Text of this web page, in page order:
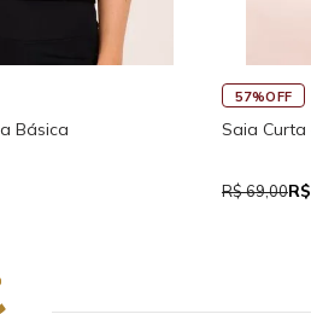
Básica
57%OFF
Saia Curta
R$ 69,00